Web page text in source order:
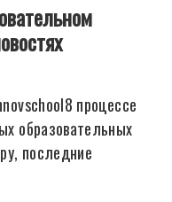
процессе
образовательных
последние